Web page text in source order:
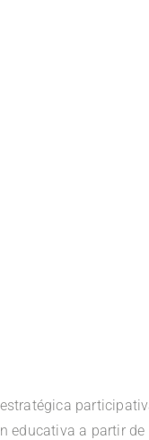
educativa a partir